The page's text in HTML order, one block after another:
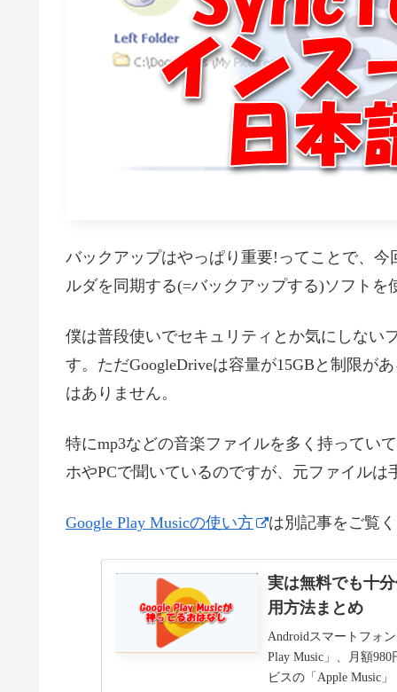
バックアップはやっぱり重要!ってことで、今
ルダを同期する(=バックアップする)ソフトを
僕は普段使いでセキュリティとか気にしない
す。ただGoogleDriveは容量が15GBと制限が
はありません。
特にmp3などの音楽ファイルを多く持ってい
ホやPCで聞いているのですが、元ファイル
Google Play Musicの使い方 は別記事をご覧
実は無料でも十
用方法まとめ
Androidスマートフォ
Play Music」、月額
ビスの「Apple Music